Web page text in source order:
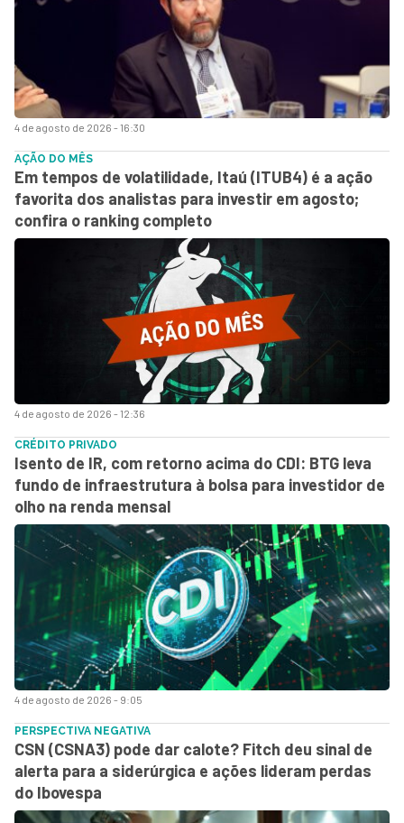
4 de agosto de 2026 - 16:30
4 de agosto de 2026 - 12:36
AÇÃO DO MÊS
Em tempos de volatilidade, Itaú (ITUB4) é a ação
favorita dos analistas para investir em agosto;
confira o ranking completo
4 de agosto de 2026 - 9:05
CRÉDITO PRIVADO
Isento de IR, com retorno acima do CDI: BTG leva
fundo de infraestrutura à bolsa para investidor de
olho na renda mensal
PERSPECTIVA NEGATIVA
CSN (CSNA3) pode dar calote? Fitch deu sinal de
alerta para a siderúrgica e ações lideram perdas
do Ibovespa